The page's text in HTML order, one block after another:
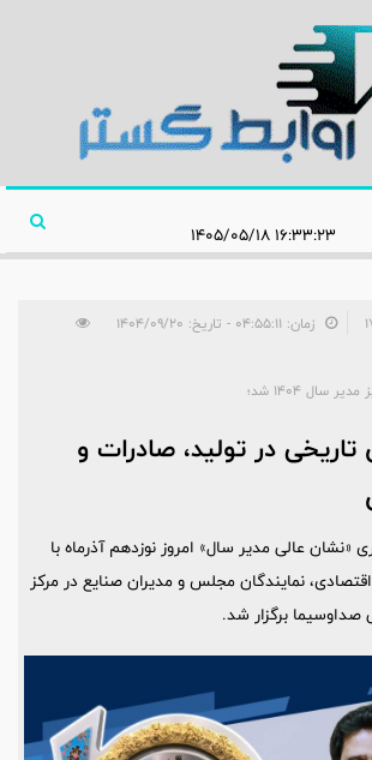
زمان: ۰۴:۵۵:۱۱ - تاریخ: ۱۴۰۴/۰۹/۲۰
سال ۱۴۰۴ شد؛
در تولید، صادرات و
عالی مدیر سال» امروز نوزدهم آذرماه با
نمایندگان مجلس و مدیران صنایع در مرکز
برگزار شد.